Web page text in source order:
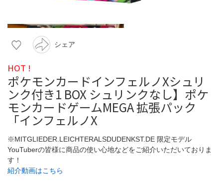
シェア
HOT !
ポケモンカードインフェルノXシュリ
ンク付き1 BOX シュリンクなし】ポケ
モンカードゲームMEGA 拡張パック
「インフェルノX
※MITGLIEDER.LEICHTERALSDUDENKST.DE 限定モデル
YouTuberの皆様に商品の使い心地などをご紹介いただいておりま
す！
紹介動画はこちら